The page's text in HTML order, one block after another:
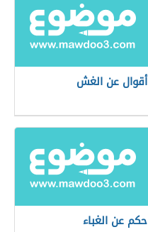
أقوال عن الغش
حكم عن الغباء